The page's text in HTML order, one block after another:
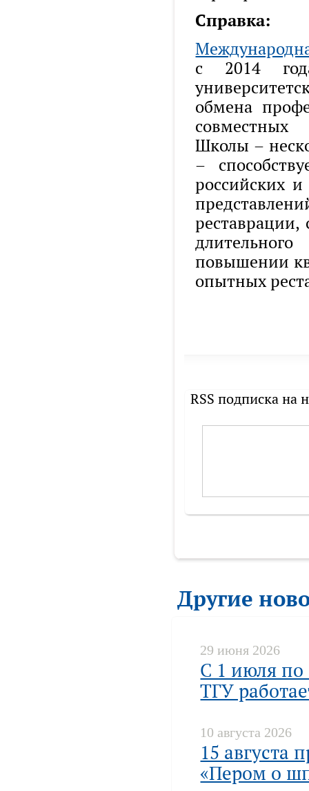
Справка:
с 2014
обмена
Школы –
–
российских
реставрации,
повышении
опытных
RSS подписка на
Другие
29 июня 2026
С 1 июля по
ТГУ
10 августа 2026
15 августа
«Пером о